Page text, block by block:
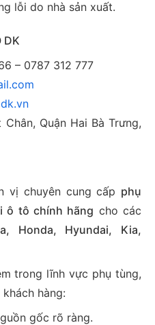
lỗi do nhà sản xuất.
DK
– 0787 312 777
Chân, Quận Hai Bà Trưng,
vị chuyên cung cấp phụ
ô tô chính hãng cho các
Honda, Hyundai, Kia,
trong lĩnh vực phụ tùng,
hàng:
gốc rõ ràng.